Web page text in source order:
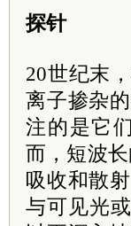
探针
20世纪末
离子掺杂
注的是它
而，短波
吸收和散
与可见光